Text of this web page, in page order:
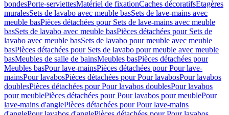
bondesPorte-serviettesMatériel de fixationCaches décoratifsEtagères
muralesSets de lavabo avec meuble basSets de lave-mains avec
meuble basPièces détachées pour Sets de lave-mains avec meuble
basSets de lavabo avec meuble basPièces détachées pour Sets de
lavabo avec meuble basSets de lavabo pour meuble avec meuble
basPièces détachées pour Sets de lavabo pour meuble avec meuble
basMeubles de salle de bainsMeubles basPièces détachées pour
Meubles basPour lave-mainsPièces détachées pour Pour lave-
mainsPour lavabosPièces détachées pour Pour lavabosPour lavabos
doublesPièces détachées pour Pour lavabos doublesPour lavabos
pour meublePièces détachées pour Pour lavabos pour meublePour
lave-mains d'anglePièces détachées pour Pour lave-mains